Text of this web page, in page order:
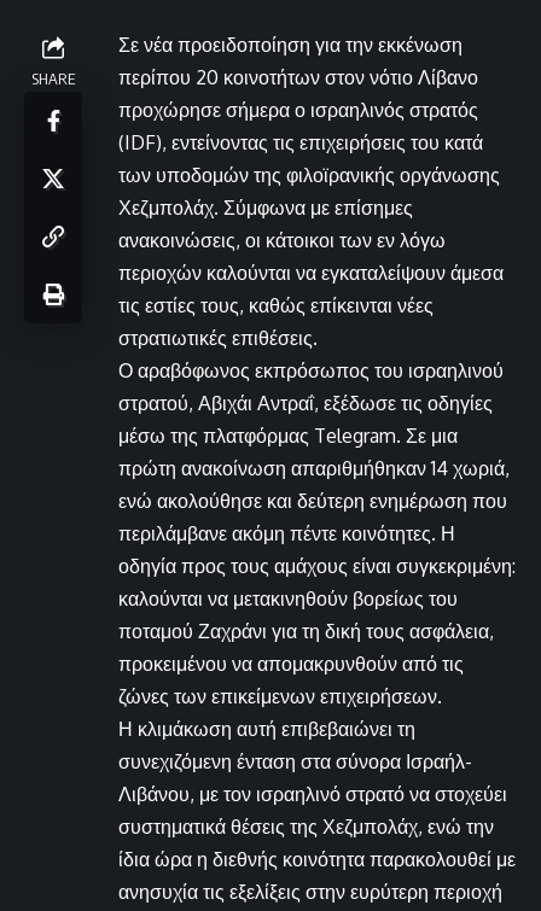
SHARE
Σε νέα προειδοποίηση για την εκκένωση
περίπου 20 κοινοτήτων στον νότιο Λίβανο
προχώρησε σήμερα ο ισραηλινός στρατός
(IDF), εντείνοντας τις επιχειρήσεις του κατά
των υποδομών της φιλοϊρανικής οργάνωσης
Χεζμπολάχ. Σύμφωνα με επίσημες
ανακοινώσεις, οι κάτοικοι των εν λόγω
περιοχών καλούνται να εγκαταλείψουν άμεσα
τις εστίες τους, καθώς επίκεινται νέες
στρατιωτικές επιθέσεις.
Ο αραβόφωνος εκπρόσωπος του ισραηλινού
στρατού, Αβιχάι Αντραΐ, εξέδωσε τις οδηγίες
μέσω της πλατφόρμας Telegram. Σε μια
πρώτη ανακοίνωση απαριθμήθηκαν 14 χωριά,
ενώ ακολούθησε και δεύτερη ενημέρωση που
περιλάμβανε ακόμη πέντε κοινότητες. Η
οδηγία προς τους αμάχους είναι συγκεκριμένη:
καλούνται να μετακινηθούν βορείως του
ποταμού Ζαχράνι για τη δική τους ασφάλεια,
προκειμένου να απομακρυνθούν από τις
ζώνες των επικείμενων επιχειρήσεων.
Η κλιμάκωση αυτή επιβεβαιώνει τη
συνεχιζόμενη ένταση στα σύνορα Ισραήλ-
Λιβάνου, με τον ισραηλινό στρατό να στοχεύει
συστηματικά θέσεις της Χεζμπολάχ, ενώ την
ίδια ώρα η διεθνής κοινότητα παρακολουθεί με
ανησυχία τις εξελίξεις στην ευρύτερη περιοχή